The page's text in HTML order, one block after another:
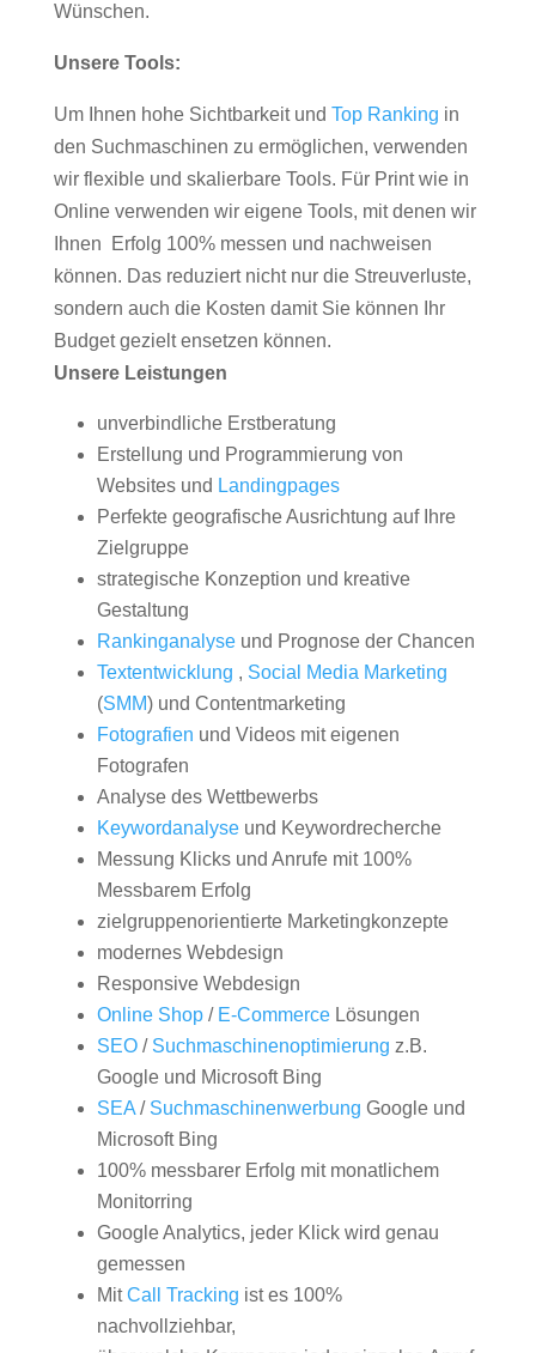
Wünschen.
Unsere Tools:
Um Ihnen hohe Sichtbarkeit und Top Ranking in
den Suchmaschinen zu ermöglichen, verwenden
wir flexible und skalierbare Tools. Für Print wie in
Online verwenden wir eigene Tools, mit denen wir
Ihnen Erfolg 100% messen und nachweisen
können. Das reduziert nicht nur die Streuverluste,
sondern auch die Kosten damit Sie können Ihr
Budget gezielt ensetzen können.
Unsere Leistungen
unverbindliche Erstberatung
Erstellung und Programmierung von
Websites und Landingpages
Perfekte geografische Ausrichtung auf Ihre
Zielgruppe
strategische Konzeption und kreative
Gestaltung
Rankinganalyseund Prognose der Chancen
Textentwicklung , Social Media Marketing
(SMM) und Contentmarketing
Fotografien und Videos mit eigenen
Fotografen
Analyse des Wettbewerbs
Keywordanalyseund Keywordrecherche
Messung Klicks und Anrufe mit 100%
Messbarem Erfolg
zielgruppenorientierte Marketingkonzepte
modernes Webdesign
Responsive Webdesign
Online Shop/ E-CommerceLösungen
SEO/ Suchmaschinenoptimierung z.B.
Google und Microsoft Bing
SEA/ Suchmaschinenwerbung Google und
Microsoft Bing
100% messbarer Erfolg mit monatlichem
Monitorring
Google Analytics, jeder Klick wird genau
gemessen
MitCall Tracking ist es 100%
nachvollziehbar,